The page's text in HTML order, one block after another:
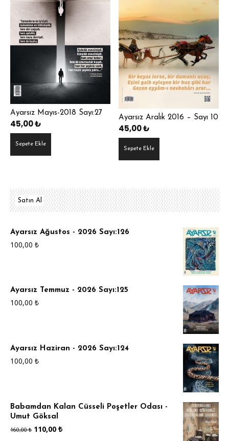
Ayarsız Mayıs-2018 Sayı:27
45,00₺
Sepete Ekle
Ayarsız Aralık 2016 – Sayı 10
45,00₺
Sepete Ekle
Satın Al
Ayarsız Ağustos - 2026 Sayı:126
100,00 ₺
Ayarsız Temmuz - 2026 Sayı:125
100,00 ₺
Ayarsız Haziran - 2026 Sayı:124
100,00 ₺
Babamdan Kalan Cüsseli Poşetler Odası -
Umut Göksal
160,00₺ Orijinal
110,00 ₺Şu